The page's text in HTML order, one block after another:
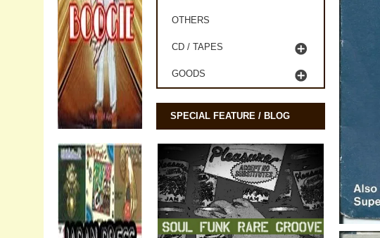
OTHERS
CD / TAPES
GOODS
SPECIAL FEATURE / BLOG